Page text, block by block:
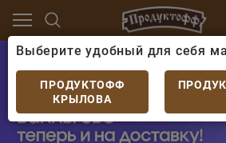
Выберите удобный для себя
ПРОДУКТОФФ
КРЫЛОВА